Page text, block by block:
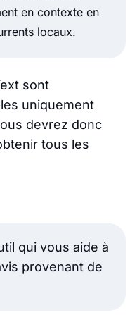
en contexte en
locaux.
sont
uniquement
devrez donc
tous les
qui vous aide à
provenant de